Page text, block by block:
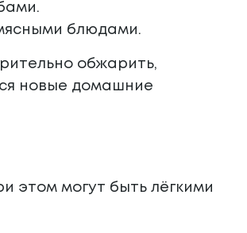
блюдами.
обжарить,
новые домашние
этом могут быть лёгкими